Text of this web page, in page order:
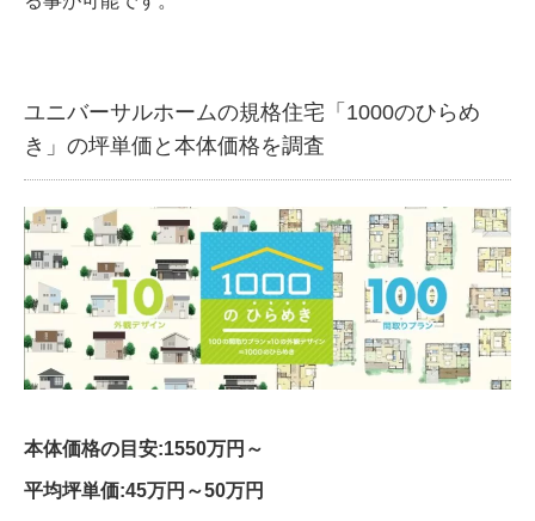
ユニバーサルホームの規格住宅「1000のひらめ
き」の坪単価と本体価格を調査
本体価格の目安:1550万円～
平均坪単価:45万円～50万円